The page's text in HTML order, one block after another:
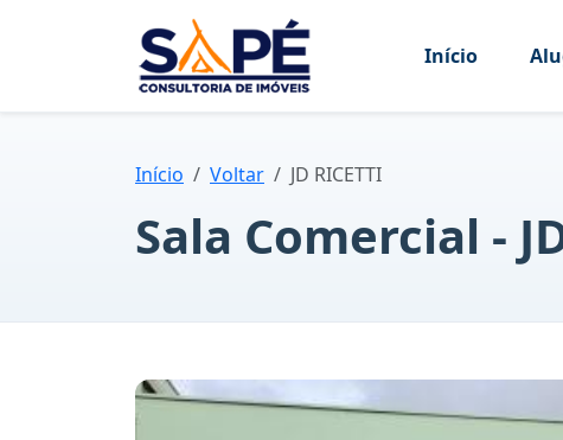
Início
Início Voltar JD RICETTI
Sala Comercial -